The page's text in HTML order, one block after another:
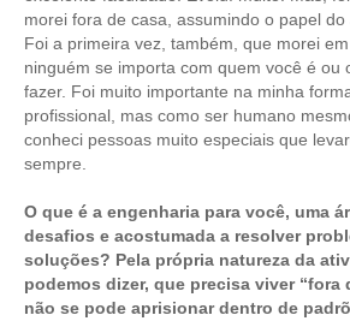
morei fora de casa, assumindo o papel
Foi a primeira vez, também, que morei
ninguém se importa com quem você é ou
fazer. Foi muito importante na minha
profissional, mas como ser humano
conheci pessoas muito especiais que
sempre.
O que é a engenharia para você, uma
desafios e acostumada a resolver
soluções? Pela própria natureza da
podemos dizer, que precisa viver “fora
não se pode aprisionar dentro de